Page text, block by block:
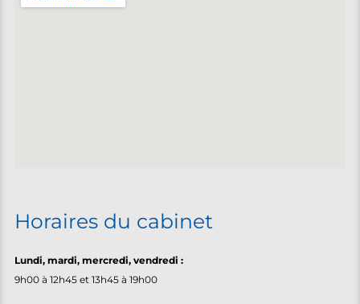
Horaires du cabinet
Lundi, mardi, mercredi, vendredi :
9h00 à 12h45 et 13h45 à 19h00